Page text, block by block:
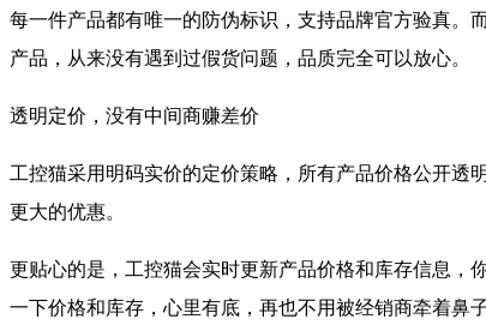
每一件产品都有唯一的防伪标识，支持品牌官方验真。
产品，从来没有遇到过假货问题，品质完全可以放心。
透明定价，没有中间商赚差价
工控猫采用明码实价的定价策略，所有产品价格公开透
更大的优惠。
更贴心的是，工控猫会实时更新产品价格和库存信息，
一下价格和库存，心里有底，再也不用被经销商牵着鼻子